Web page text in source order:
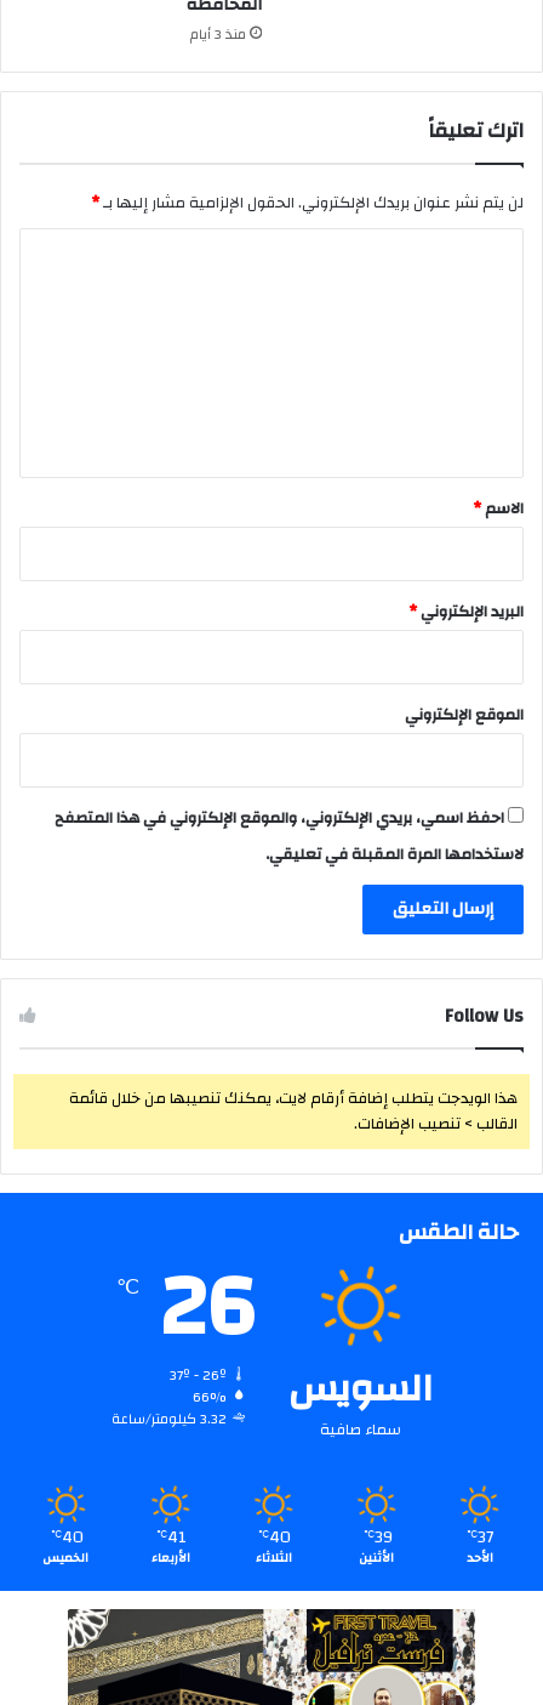
منذ 3 أيام
اترك تعليقاً
لن يتم نشر عنوان بريدك الإلكتروني.الحقول الإلزامية مشار إليها بـ*
*
الاسم*
البريد الإلكتروني*
الموقع الإلكتروني
احفظ اسمي، بريدي الإلكتروني، والموقع الإلكتروني في هذا المتصفح
لاستخدامها المرة المقبلة في تعليقي.
Follow Us
هذا الويدجت يتطلب إضافة أرقام لايت، يمكنك تنصيبها من خلال قائمة
القالب > تنصيب الإضافات.
حالة الطقس
السويس
سماء صافية
26
℃
66%
3.32 كيلومتر/ساعة
37
℃
الأحد
39
℃
الأثنين
40
℃
الثلاثاء
41
℃
الأربعاء
40
℃
الخميس